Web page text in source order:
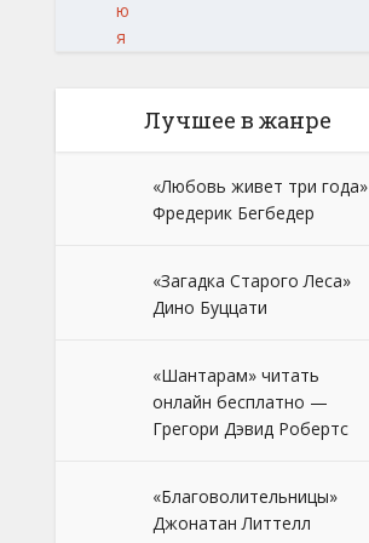
ю
я
Лучшее в жанре
«Любовь живет три года»
Фредерик Бегбедер
«Загадка Старого Леса»
Дино Буццати
«Шантарам» читать
онлайн бесплатно —
Грегори Дэвид Робертс
«Благоволительницы»
Джонатан Литтелл